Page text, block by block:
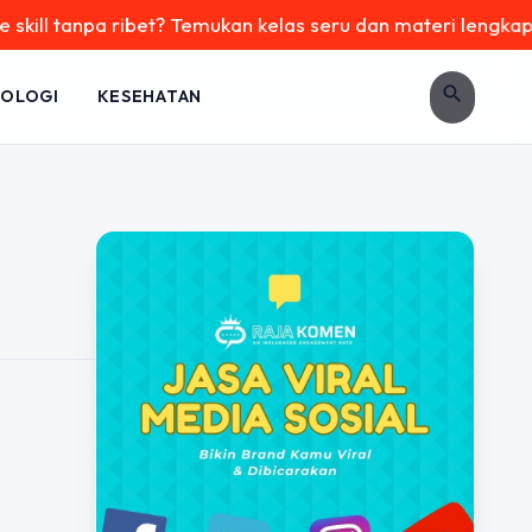
tanpa ribet? Temukan kelas seru dan materi lengkap
KESEHATAN search